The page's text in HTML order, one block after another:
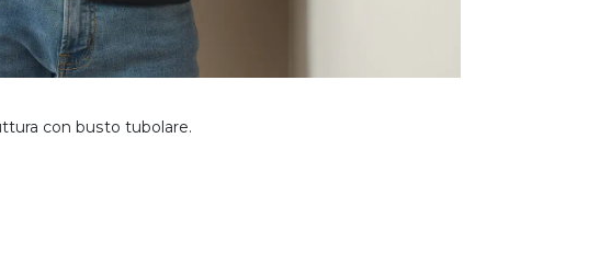
con busto tubolare.